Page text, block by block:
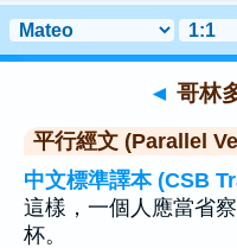
◄ 哥林
平行經文 (Parallel
中文標準譯本 (CSB
這樣，一個人應當省
杯。